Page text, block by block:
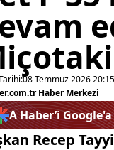
08 Temmuz 2026 20:15
Haber Merkezi
A Haber’i
Recep